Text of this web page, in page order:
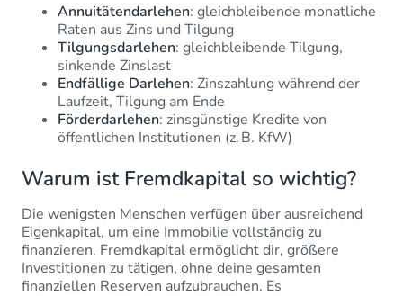
Annuitätendarlehen: gleichbleibende monatliche
Raten aus Zins und Tilgung
Tilgungsdarlehen: gleichbleibende Tilgung,
sinkende Zinslast
Endfällige Darlehen: Zinszahlung während der
Laufzeit, Tilgung am Ende
Förderdarlehen: zinsgünstige Kredite von
öffentlichen Institutionen (z. B. KfW)
Warum ist Fremdkapital so wichtig?
Die wenigsten Menschen verfügen über ausreichend
Eigenkapital, um eine Immobilie vollständig zu
finanzieren. Fremdkapital ermöglicht dir, größere
Investitionen zu tätigen, ohne deine gesamten
finanziellen Reserven aufzubrauchen. Es